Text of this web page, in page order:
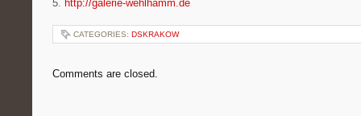
5. http://galerie-wehlhamm.de
CATEGORIES: DSKRAKOW
Comments are closed.